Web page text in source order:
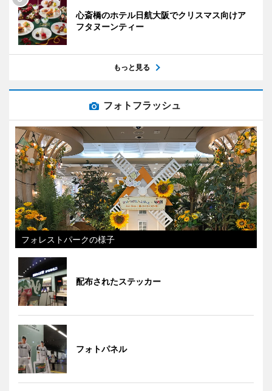
心斎橋のホテル日航大阪でクリスマス向けア
フタヌーンティー
もっと見る
フォトフラッシュ
フォレストパークの様子
配布されたステッカー
フォトパネル